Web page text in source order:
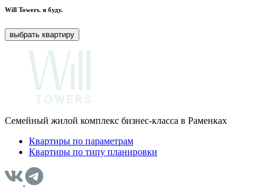
Will Towers. я буду.
выбрать квартиру
Семейный жилой комплекс бизнес-класса в Раменках
Квартиры по параметрам
Квартиры по типу планировки